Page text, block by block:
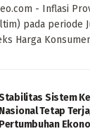
- Inflasi
pada periode
Harga
Sistem
Nasional Tetap
Pertumbuhan